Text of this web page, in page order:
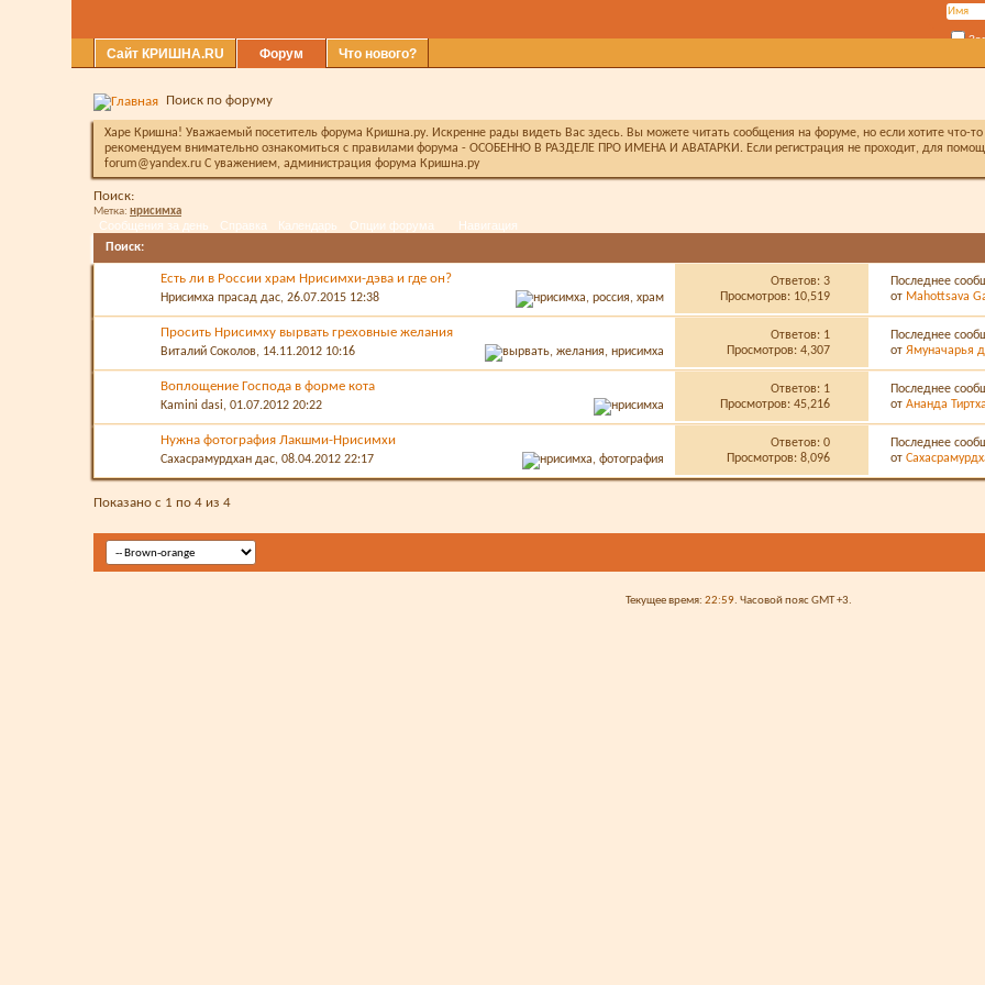
Сайт КРИШНА.RU Форум
Сообщения за день Справка Календарь Опции форума Навигация
Что нового?
Поиск по форуму
Харе Кришна! Уважаемый посетитель форума Кришна.ру. Искренне рады видеть Вас здесь. Вы можете читать сообщения на форуме, но если хотите что-то
рекомендуем внимательно ознакомиться с правилами форума - ОСОБЕННО В РАЗДЕЛЕ ПРО ИМЕНА И АВАТАРКИ. Если регистрация не проходит, для
forum@yandex.ru С уважением, администрация форума Кришна.ру
Поиск:
Метка: нрисимха
Поиск:
Есть ли в России храм Нрисимхи-дэва и где он?
Нрисимха прасад дас, 26.07.2015 12:38
Ответов:3
Просмотров: 10,519
Последнее
от Mahottsava
Просить Нрисимху вырвать греховные желания
Виталий Соколов, 14.11.2012 10:16
Ответов: 1
Просмотров: 4,307
Последнее
отЯмуначарья
Воплощение Господа в форме кота
Kamini dasi, 01.07.2012 20:22
Ответов: 1
Просмотров: 45,216
Последнее
отАнанда
Нужна фотография Лакшми-Нрисимхи
Сахасрамурдхан дас, 08.04.2012 22:17
Ответов:0
Просмотров: 8,096
Последнее
от
Показано с 1 по 4 из 4
Текущее время: 22:59. Часовой пояс GMT +3.